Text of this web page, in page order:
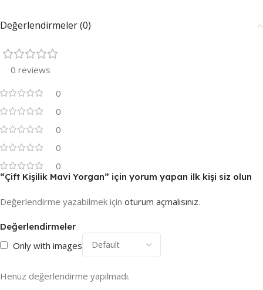
Değerlendirmeler (0)
0 reviews
0
0
0
0
0
Değerlendirmeler
Only with images
Henüz değerlendirme yapılmadı.
“Çift Kişilik Mavi Yorgan” için yorum yapan ilk kişi siz olun
Değerlendirme yazabilmek için oturum açmalısınız.